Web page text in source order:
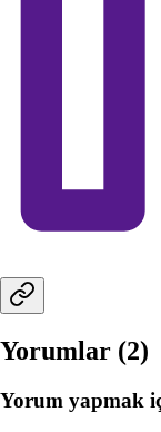
Yorumlar (2)
Yorum yapmak